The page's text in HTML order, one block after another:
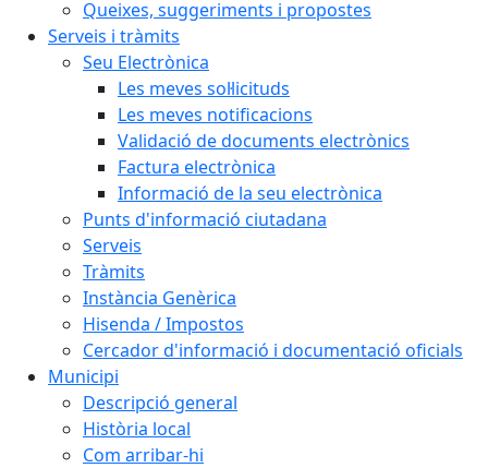
Queixes, suggeriments i propostes
Serveis i tràmits
Seu Electrònica
Les meves sol·licituds
Les meves notificacions
Validació de documents electrònics
Factura electrònica
Informació de la seu electrònica
Punts d'informació ciutadana
Serveis
Tràmits
Instància Genèrica
Hisenda / Impostos
Cercador d'informació i documentació oficials
Municipi
Descripció general
Història local
Com arribar-hi